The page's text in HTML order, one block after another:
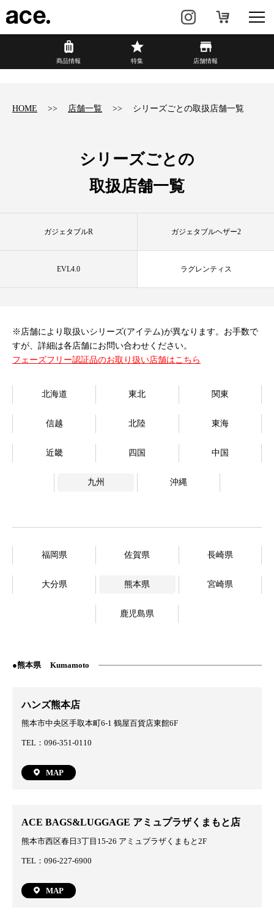
商品情報
カジュアル HAyU×ace.
店舗情報 新着情報
商品情報 特集 店舗情報
HOME 店舗一覧 シリーズごとの取扱店舗一覧
シリーズごとの
取扱店舗一覧
ガジェタブルR ガジェタブルヘザー2
EVL4.0 ラグレンティス
※店舗により取扱いシリーズ(アイテム)が異なります。お手数で
すが、詳細は各店舗にお問い合わせください。
フェーズフリー認証品のお取り扱い店舗はこちら
北海道 東北 関東
信越 北陸 東海
近畿 四国 中国
九州 沖縄
福岡県 佐賀県 長崎県
大分県 熊本県 宮崎県
鹿児島県
熊本県 Kumamoto
ハンズ熊本店
熊本市中央区手取本町6-1 鶴屋百貨店東館6F
TEL：096-351-0110
MAP
ACE BAGS&LUGGAGE アミュプラザくまもと店
熊本市西区春日3丁目15-26 アミュプラザくまもと2F
TEL：096-227-6900
MAP